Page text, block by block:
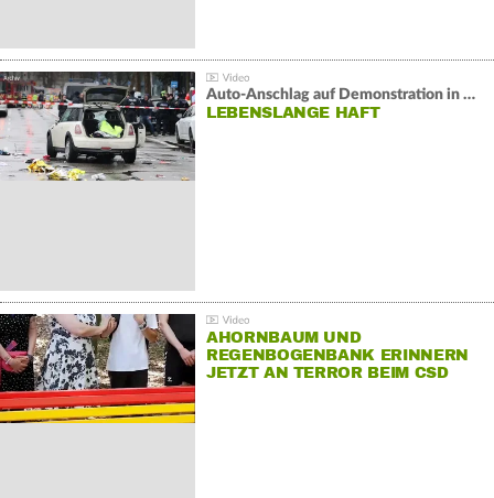
Auto-Anschlag auf Demonstration in München:
LEBENSLANGE HAFT
AHORNBAUM UND
REGENBOGENBANK ERINNERN
JETZT AN TERROR BEIM CSD